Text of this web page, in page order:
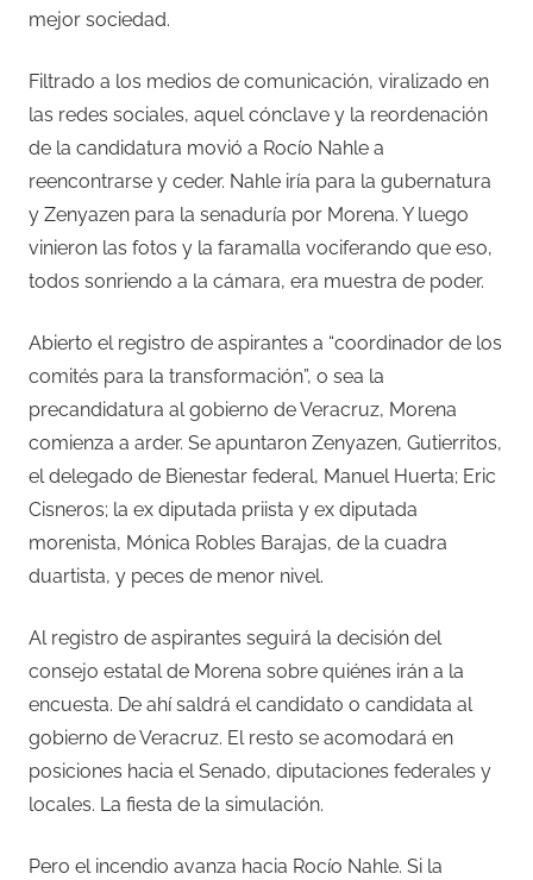
mejor sociedad.
Filtrado a los medios de comunicación, viralizado en
las redes sociales, aquel cónclave y la reordenación
de la candidatura movió a Rocío Nahle a
reencontrarse y ceder. Nahle iría para la gubernatura
y Zenyazen para la senaduría por Morena. Y luego
vinieron las fotos y la faramalla vociferando que eso,
todos sonriendo a la cámara, era muestra de poder.
Abierto el registro de aspirantes a “coordinador de los
comités para la transformación”, o sea la
precandidatura al gobierno de Veracruz, Morena
comienza a arder. Se apuntaron Zenyazen, Gutierritos,
el delegado de Bienestar federal, Manuel Huerta; Eric
Cisneros; la ex diputada priista y ex diputada
morenista, Mónica Robles Barajas, de la cuadra
duartista, y peces de menor nivel.
Al registro de aspirantes seguirá la decisión del
consejo estatal de Morena sobre quiénes irán a la
encuesta. De ahí saldrá el candidato o candidata al
gobierno de Veracruz. El resto se acomodará en
posiciones hacia el Senado, diputaciones federales y
locales. La fiesta de la simulación.
Pero el incendio avanza hacia Rocío Nahle. Si la